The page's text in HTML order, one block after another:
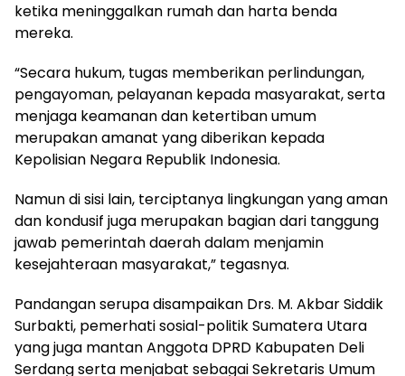
ketika meninggalkan rumah dan harta benda
mereka.
“Secara hukum, tugas memberikan perlindungan,
pengayoman, pelayanan kepada masyarakat, serta
menjaga keamanan dan ketertiban umum
merupakan amanat yang diberikan kepada
Kepolisian Negara Republik Indonesia.
Namun di sisi lain, terciptanya lingkungan yang aman
dan kondusif juga merupakan bagian dari tanggung
jawab pemerintah daerah dalam menjamin
kesejahteraan masyarakat,” tegasnya.
Pandangan serupa disampaikan Drs. M. Akbar Siddik
Surbakti, pemerhati sosial-politik Sumatera Utara
yang juga mantan Anggota DPRD Kabupaten Deli
Serdang serta menjabat sebagai Sekretaris Umum